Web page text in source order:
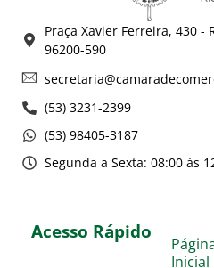
Praça Xavier Ferreira, 430 -
96200-590
(53) 3231-2399
(53) 98405-3187
Segunda a Sexta: 08:00 às
Acesso Rápido
Inicial